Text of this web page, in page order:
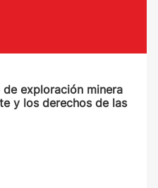
exploración minera
y los derechos de las